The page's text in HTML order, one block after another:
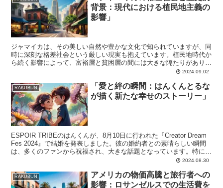
背景：現代における植民地主義の
影響」
ジャマイカは、その美しい自然や豊かな文化で知られていますが、同
時に深刻な格差社会という厳しい現実も抱えています。植民地時代か
ら続く影響によって、富裕層と貧困層の間には大きな隔たりがありま
す。この動画では、ジャマイカの現在の状況とその背後にあ...2024.09.02
RAKUBUN
「愛と絆の瞬間：はんくんとるな
が描く新たな幸せのストーリー」
ESPOIR TRIBEのはんくんが、8月10日に行われた『Creator Dream
Fes 2024』で結婚を発表しました。彼の婚約者との素晴らしい瞬間
は、多くのファンから祝福され、大きな話題となっています。特に、
2024.08.30
RAKUBUN
アメリカの物価高騰と旅行者への
影響：ロサンゼルスでの生活費を